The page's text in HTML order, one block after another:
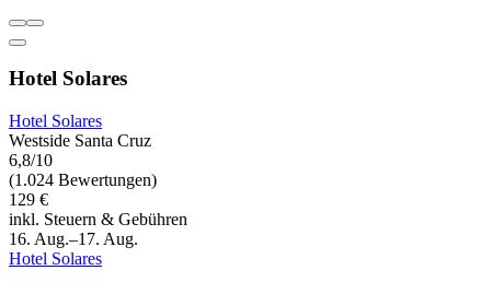
Hotel Solares
Hotel Solares
Westside Santa Cruz
6,8/10
(1.024 Bewertungen)
129 €
inkl. Steuern & Gebühren
16. Aug.–17. Aug.
Hotel Solares